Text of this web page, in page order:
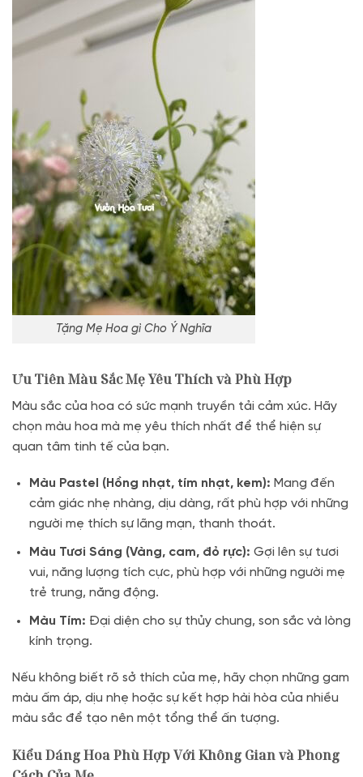
Tặng Mẹ Hoa gì Cho Ý Nghĩa
Ưu Tiên Màu Sắc Mẹ Yêu Thích và Phù Hợp
Màu sắc của hoa có sức mạnh truyền tải cảm xúc. Hãy
chọn màu hoa mà mẹ yêu thích nhất để thể hiện sự
quan tâm tinh tế của bạn.
Màu Pastel (Hồng nhạt, tím nhạt, kem): Mang đến
cảm giác nhẹ nhàng, dịu dàng, rất phù hợp với những
người mẹ thích sự lãng mạn, thanh thoát.
Màu Tươi Sáng (Vàng, cam, đỏ rực): Gợi lên sự tươi
vui, năng lượng tích cực, phù hợp với những người mẹ
trẻ trung, năng động.
Màu Tím: Đại diện cho sự thủy chung, son sắc và lòng
kính trọng.
Nếu không biết rõ sở thích của mẹ, hãy chọn những gam
màu ấm áp, dịu nhẹ hoặc sự kết hợp hài hòa của nhiều
màu sắc để tạo nên một tổng thể ấn tượng.
Kiểu Dáng Hoa Phù Hợp Với Không Gian và Phong